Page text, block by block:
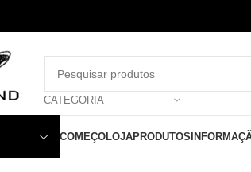
CATEGORIA
COMEÇOLOJAPRODUTOS